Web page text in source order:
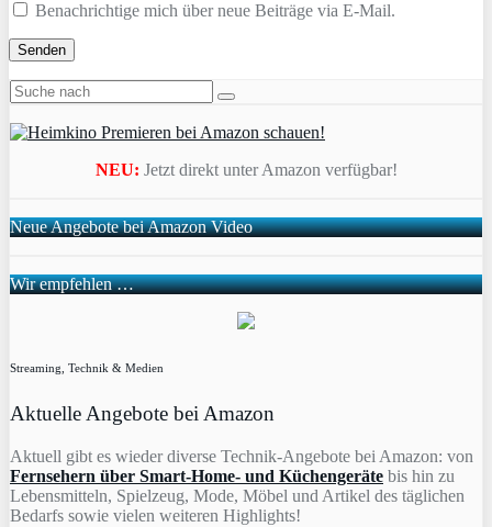
Benachrichtige mich über neue Beiträge via E-Mail.
NEU: Jetzt direkt unter Amazon verfügbar!
Neue Angebote bei Amazon Video
Wir empfehlen …
Streaming, Technik & Medien
Aktuelle Angebote bei Amazon
Aktuell gibt es wieder diverse Technik-Angebote bei Amazon: von
Fernsehern über Smart-Home- und Küchengeräte bis hin zu
Lebensmitteln, Spielzeug, Mode, Möbel und Artikel des täglichen
Bedarfs sowie vielen weiteren Highlights!